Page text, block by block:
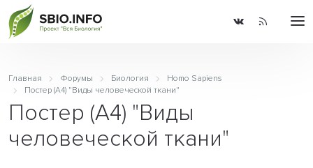
Главная Форумы Биология
Homo Sapiens
Постер (A4) "Виды человеческой ткани"
Постер (A4) "Виды
человеческой ткани"